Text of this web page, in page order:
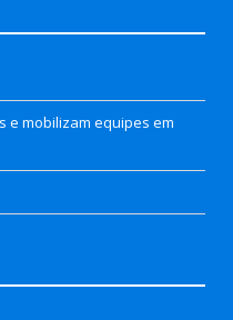
e mobilizam equipes em